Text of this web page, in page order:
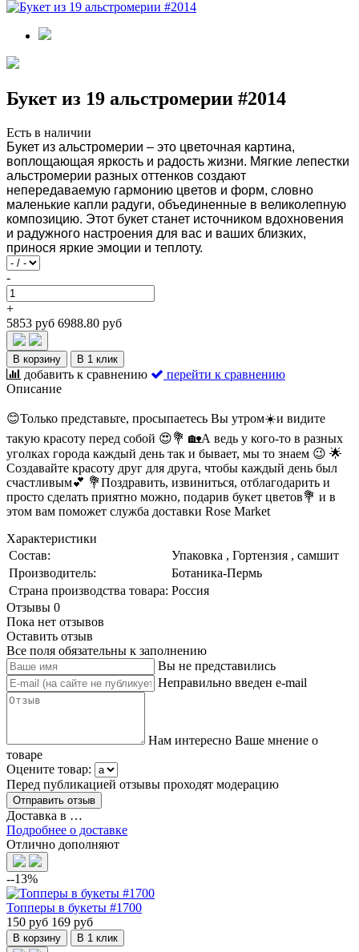
Букет из 19 альстромерии #2014
Есть в наличии
Букет из альстромерии – это цветочная картина,
воплощающая яркость и радость жизни. Мягкие лепестки
альстромерии разных оттенков создают
непередаваемую гармонию цветов и форм, словно
маленькие капли радуги, объединенные в великолепную
композицию. Этот букет станет источником вдохновения
и радужного настроения для вас и ваших близких,
принося яркие эмоции и теплоту.
-
+
5853 руб 6988.80 руб
В корзину В 1 клик
добавить к сравнению
перейти к сравнению
Описание
😊Только представьте, просыпаетесь Вы утром☀️и видите
такую красоту перед собой 😍💐 🏡А ведь у кого-то в разных
уголках города каждый день так и бывает, мы то знаем 😉 🌟
Создавайте красоту друг для друга, чтобы каждый день был
счастливым💕 💐Поздравить, извиниться, отблагодарить и
просто сделать приятно можно, подарив букет цветов💐 и в
этом вам поможет служба доставки Rose Market
Характеристики
Состав:
Упаковка , Гортензия , самшит
Производитель:
Ботаника-Пермь
Страна производства товара: Россия
Отзывы 0
Пока нет отзывов
Оставить отзыв
Все поля обязательны к заполнению
Вы не представились
Неправильно введен e-mail
Нам интересно Ваше мнение о
товаре
Оцените товар:
Перед публикацией отзывы проходят модерацию
Доставка в …
Подробнее о доставке
Отлично дополняют
--13%
Топперы в букеты #1700
150 руб 169 руб
В корзину В 1 клик